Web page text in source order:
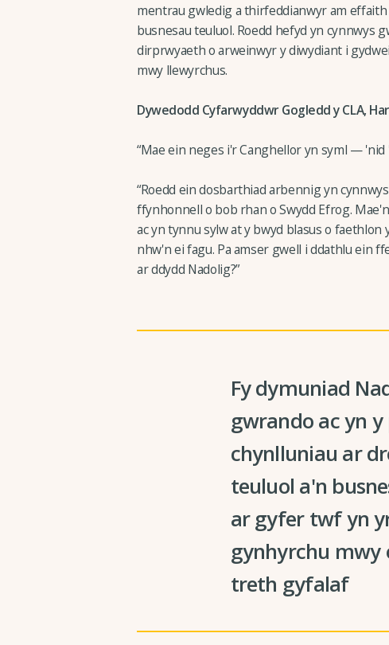
mentrau gwledig a thirfeddianwyr am
busnesau teuluol. Roedd hefyd yn cynnwys
dirprwyaeth o arweinwyr y diwydiant i
mwy llewyrchus.
Dywedodd Cyfarwyddwr Gogledd y CLA,
“Mae ein neges i'r Canghellor yn syml — 'nid
“Roedd ein dosbarthiad arbennig yn
ffynhonnell o bob rhan o Swydd Efrog.
ac yn tynnu sylw at y bwyd blasus o faethlon
nhw'n ei fagu. Pa amser gwell i ddathlu ein
ar ddydd Nadolig?”
Fy dymuniad
gwrando ac yn
chynlluniau ar
teuluol a'n
ar gyfer twf yn
gynhyrchu mwy
treth gyfalaf